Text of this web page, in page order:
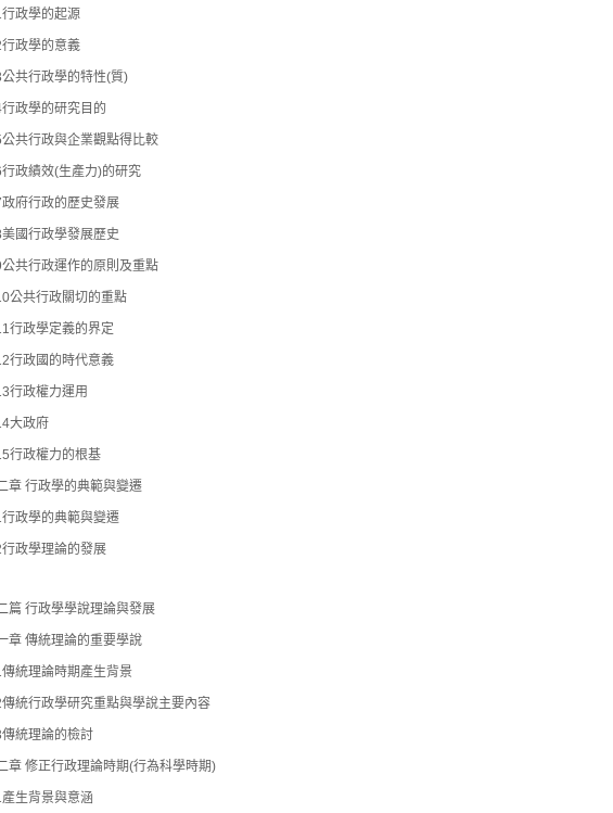
行政學的起源
行政學的意義
公共行政學的特性(質)
政學的研究目的
公共行政與企業觀點得比較
行政績效(生產力)的研究
政府行政的歷史發展
國行政學發展歷史
公共行政運作的原則及重點
公共行政關切的重點
行政學定義的界定
行政國的時代意義
行政權力運用
大政府
行政權力的根基
章 行政學的典範與變遷
政學的典範與變遷
政學理論的發展
篇 行政學學說理論與發展
章 傳統理論的重要學說
傳統理論時期產生背景
傳統行政學研究重點與學說主要內容
傳統理論的檢討
章 修正行政理論時期(行為科學時期)
生背景與意涵